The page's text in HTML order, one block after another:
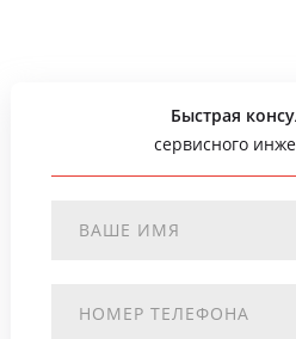
Быстрая
сервисного